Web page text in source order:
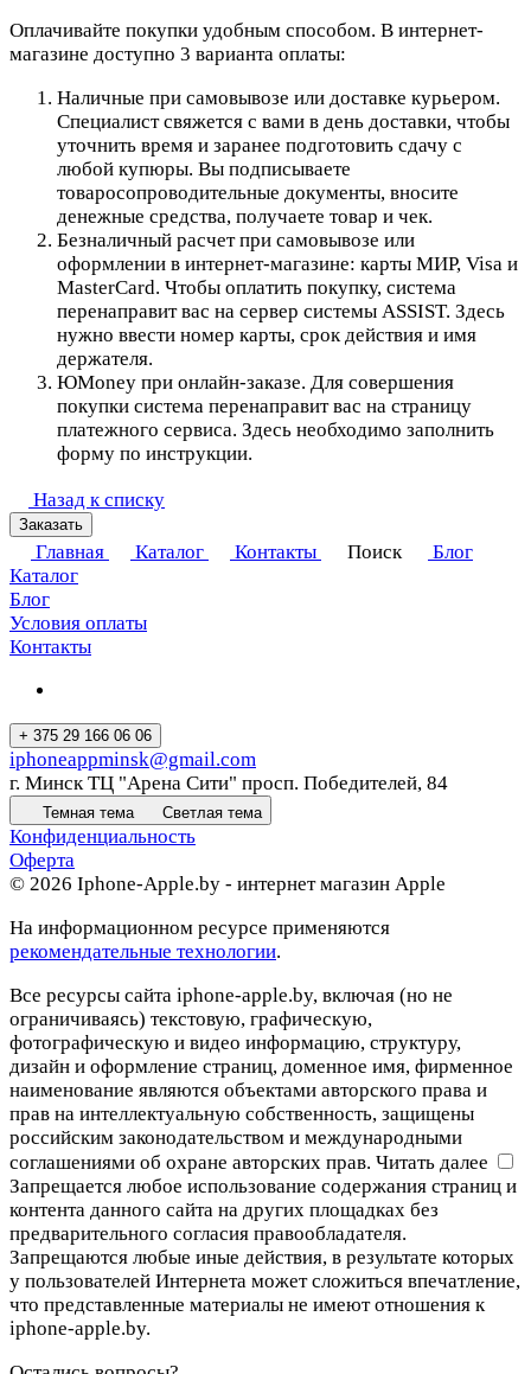
Оплачивайте покупки удобным способом. В интернет-
магазине доступно 3 варианта оплаты:
Наличные при самовывозе или доставке курьером.
Специалист свяжется с вами в день доставки, чтобы
уточнить время и заранее подготовить сдачу с
любой купюры. Вы подписываете
товаросопроводительные документы, вносите
денежные средства, получаете товар и чек.
Безналичный расчет при самовывозе или
оформлении в интернет-магазине: карты МИР, Visa и
MasterCard. Чтобы оплатить покупку, система
перенаправит вас на сервер системы ASSIST. Здесь
нужно ввести номер карты, срок действия и имя
держателя.
ЮMoney при онлайн-заказе. Для совершения
покупки система перенаправит вас на страницу
платежного сервиса. Здесь необходимо заполнить
форму по инструкции.
Назад к списку
Заказать
Главная Каталог Контакты Поиск
Блог
Каталог
Блог
Условия оплаты
Контакты
+ 375 29 166 06 06
iphoneappminsk@gmail.com
г. Минск ТЦ "Арена Сити" просп. Победителей, 84
Темная тема Светлая тема
Конфиденциальность
Оферта
© 2026 Iphone-Apple.by - интернет магазин Apple
На информационном ресурсе применяются
рекомендательные технологии.
Все ресурсы сайта iphone-apple.by, включая (но не
ограничиваясь) текстовую, графическую,
фотографическую и видео информацию, структуру,
дизайн и оформление страниц, доменное имя, фирменное
наименование являются объектами авторского права и
прав на интеллектуальную собственность, защищены
российским законодательством и международными
соглашениями об охране авторских прав. Читать далее
Запрещается любое использование содержания страниц и
контента данного сайта на других площадках без
предварительного согласия правообладателя.
Запрещаются любые иные действия, в результате которых
у пользователей Интернета может сложиться впечатление,
что представленные материалы не имеют отношения к
iphone-apple.by.